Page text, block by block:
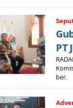
PT
ber.